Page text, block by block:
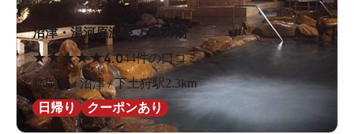
沼津・湯河原温泉 万葉の湯
★★★★★4.044件の口コミ
静岡県 / 沼津 / 下土狩駅2.3km
日帰り
クーポンあり